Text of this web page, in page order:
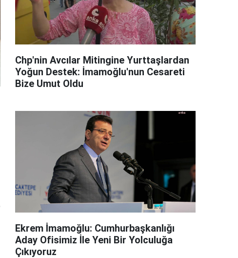
Chp'nin Avcılar Mitingine Yurttaşlardan
Yoğun Destek: İmamoğlu'nun Cesareti
Bize Umut Oldu
Ekrem İmamoğlu: Cumhurbaşkanlığı
Aday Ofisimiz İle Yeni Bir Yolculuğa
Çıkıyoruz